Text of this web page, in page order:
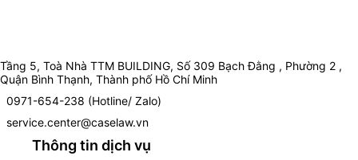
Tầng 5, Toà Nhà TTM BUILDING, Số 309 Bạch Đằng , Phường 2 ,
Quận Bình Thạnh, Thành phố Hồ Chí Minh
0971-654-238 (Hotline/ Zalo)
service.center@caselaw.vn
Thông tin dịch vụ